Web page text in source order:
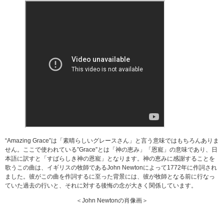
“Amazing Grace”は「素晴らしいグレースさん」と言う意味ではもちろんありま
せん。ここで使われている”Grace”とは「神の恵み」「恩寵」の意味であり、日
本語に訳すと「すばらしき神の恩寵」となります。神の恵みに感謝することを
歌うこの曲は、イギリスの牧師であるJohn Newtonによって1772年に作詞され
ました。彼がこの曲を作詞するに至った背景には、彼が牧師となる前に行なっ
ていた過去の行いと、それに対する後悔の念が大きく関係しています。
＜John Newtonの肖像画＞